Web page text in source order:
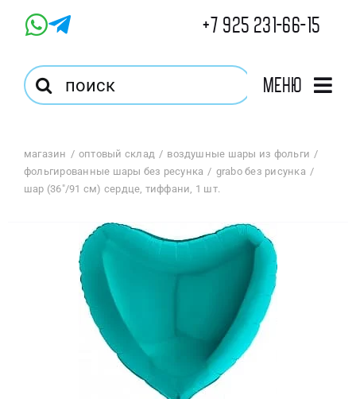
+7 925 231-66-15
Результат
поиска:
Меню
Магазин
Оптовый Магазин
Корзина
Избранное
магазин оптовый склад
воздушные шары из фольги
фольгированные шары без ресунка
grabo без рисунка
шар (36″/91 см) сердце, тиффани, 1 шт.